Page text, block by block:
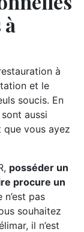
à
et le
soucis. En
aussi
vous ayez
posséder un
procure un
pas
souhaitez
il n’est